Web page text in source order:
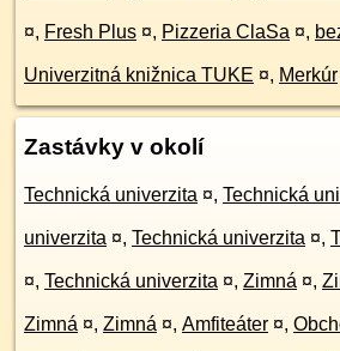
¤, Fresh Plus ¤, Pizzeria ClaSa ¤,
Univerzitná knižnica TUKE ¤, Merkúr
Zastávky v okolí
Technická univerzita ¤, Technická
univerzita ¤, Technická univerzita ¤,
¤, Technická univerzita ¤, Zimná ¤,
Zimná ¤, Zimná ¤, Amfiteáter ¤,